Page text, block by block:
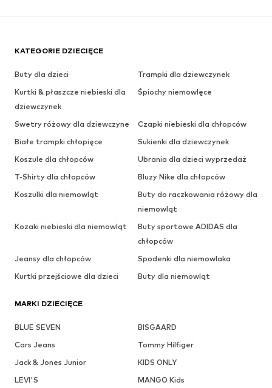
KATEGORIE DZIECIĘCE
Buty dla dzieci
Trampki dla dziewczynek
Kurtki & płaszcze niebieski dla
dziewczynek
Śpiochy niemowlęce
Swetry różowy dla dziewczyne
Czapki niebieski dla chłopców
Białe trampki chłopięce
Sukienki dla dziewczynek
Koszule dla chłopców
Ubrania dla dzieci wyprzedaż
T-Shirty dla chłopców
Bluzy Nike dla chłopców
Koszulki dla niemowląt
Buty do raczkowania różowy dla
niemowląt
Kozaki niebieski dla niemowląt
Buty sportowe ADIDAS dla
chłopców
Jeansy dla chłopców
Spodenki dla niemowlaka
Kurtki przejściowe dla dzieci
Buty dla niemowląt
MARKI DZIECIĘCE
BLUE SEVEN
BISGAARD
Cars Jeans
Tommy Hilfiger
Jack & Jones Junior
KIDS ONLY
LEVI'S
MANGO Kids